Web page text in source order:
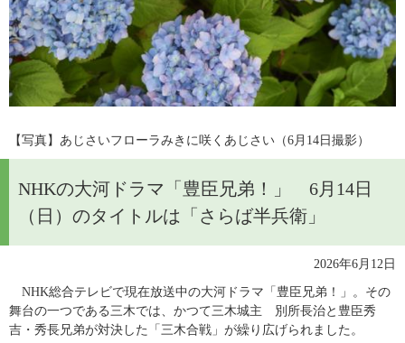
​【写真】あじさいフローラみきに咲くあじさい（6月14日撮影）
NHKの大河ドラマ「豊臣兄弟！」 6月14日
（日）のタイトルは「さらば半兵衛」
2026年6月12日
NHK総合テレビで現在放送中の大河ドラマ「豊臣兄弟！」。その
舞台の一つである三木では、かつて三木城主　別所長治と豊臣秀
吉・秀長兄弟が対決した「三木合戦」が繰り広げられました。